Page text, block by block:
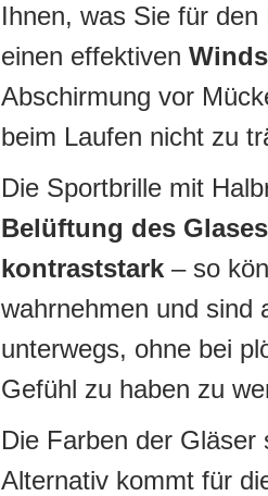
Ihnen, was Sie für
einen effektiven
Abschirmung vor
beim Laufen nicht zu
Die Sportbrille mit
Belüftung des Glases
kontraststark – so
wahrnehmen und sind
unterwegs, ohne bei
Gefühl zu haben zu
Die Farben der
Alternativ kommt für